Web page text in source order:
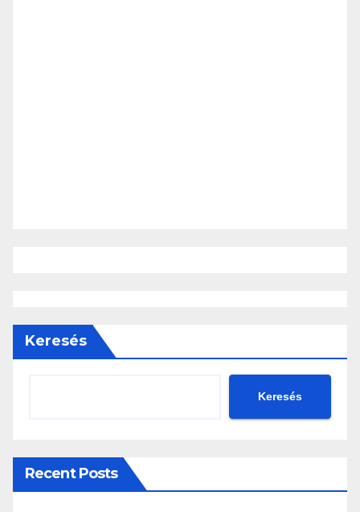
Keresés
Keresés
Recent Posts